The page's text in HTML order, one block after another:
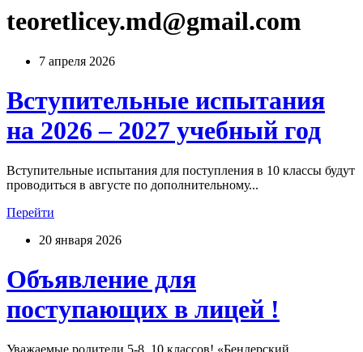
teoretlicey.md@gmail.com
7 апреля 2026
Вступительные испытания
на 2026 – 2027 учебный год
Вступительные испытания для поступления в 10 классы будут
проводиться в августе по дополнительному...
Перейти
20 января 2026
Объявление для
поступающих в лицей !
Уважаемые родители 5-8, 10 классов! «Бендерский